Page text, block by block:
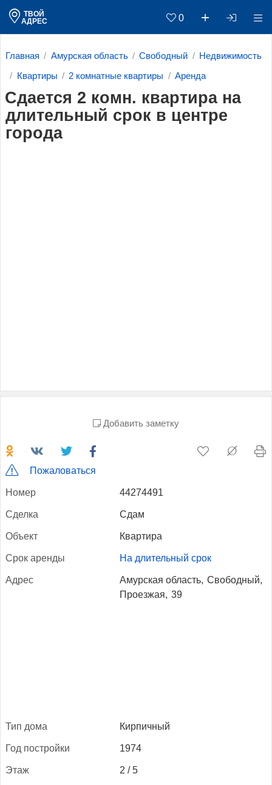
ТВОЙ
АДРЕС
0
Главная Амурская область Свободный Недвижимость
Квартиры 2 комнатные квартиры Аренда
Сдается 2 комн. квартира на
длительный срок в центре
города
Добавить заметку
Пожаловаться
Но­мер 44274491
Сдел­ка Сдам
Объ­ект Квартира
Срок арен­ды На длительный срок
Ад­рес Амурская область, Свободный,
Проезжая, 39
Тип до­ма Кирпичный
Год пос­трой­ки 1974
Этаж 2 / 5